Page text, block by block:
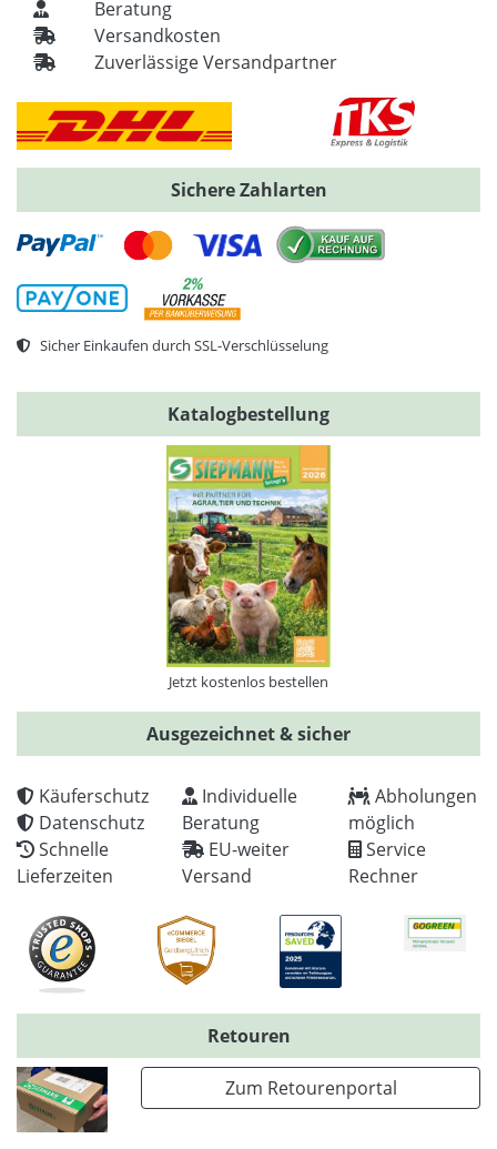
Beratung
Versandkosten
Zuverlässige Versandpartner
Sichere Zahlarten
Sicher Einkaufen durch SSL-Verschlüsselung
Katalogbestellung
Jetzt kostenlos bestellen
Ausgezeichnet & sicher
Käuferschutz
Datenschutz
Schnelle
Lieferzeiten
Individuelle
Beratung
EU-weiter
Versand
Abholungen
möglich
Service
Rechner
Retouren
Zum Retourenportal